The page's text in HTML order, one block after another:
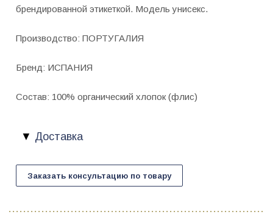
брендированной этикеткой. Модель унисекс.
Производство: ПОРТУГАЛИЯ
Бренд: ИСПАНИЯ
Состав: 100% органический хлопок (флис)
Доставка
Заказать консультацию по товару